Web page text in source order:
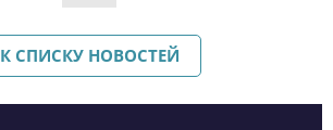
К СПИСКУ НОВОСТЕЙ